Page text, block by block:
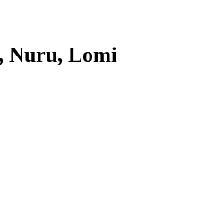
Nuru, Lomi